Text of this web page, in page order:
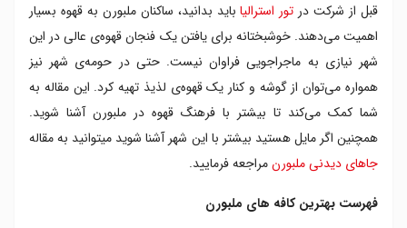
۱. اکسل کافی روسترز
۲. سنت علی کافی روسترز
۳. سون سیدز
۴. کد بلک کافی روسترز
۶. اوری دی کافی
۷. اینداستری بینز
۸. مارکت لین کافی
۱۰. دیوک کافی روسترز
قبل از شرکت در تور استرالیاباید بدانید، ساکنان ملبورن به قهوه بسیار
اهمیت می‌دهند. خوشبختانه برای یافتن یک فنجان قهوه‌ی عالی در این
شهر نیازی به ماجراجویی فراوان نیست. حتی در حومه‌ی شهر نیز
همواره می‌توان از گوشه و کنار یک قهوه‌ی لذیذ تهیه کرد. این مقاله به
شما کمک می‌کند تا بیشتر با فرهنگ قهوه در ملبورن آشنا شوید.
همچنین اگر مایل هستید بیشتر با این شهر آشنا شوید میتوانید به مقاله
جاهای دیدنی ملبورنمراجعه فرمایید.
فهرست بهترین کافه های ملبورن